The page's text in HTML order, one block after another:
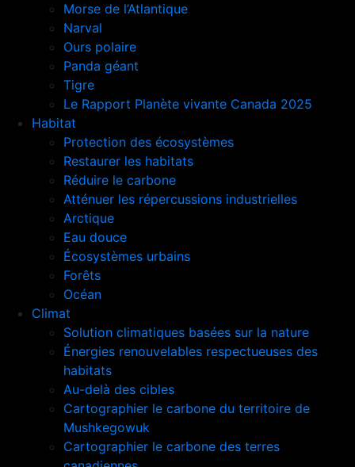
Morse de l’Atlantique
Narval
Ours polaire
Panda géant
Tigre
Le Rapport Planète vivante Canada 2025
Habitat
Protection des écosystèmes
Restaurer les habitats
Réduire le carbone
Atténuer les répercussions industrielles
Arctique
Eau douce
Écosystèmes urbains
Forêts
Océan
Climat
Solution climatiques basées sur la nature
Énergies renouvelables respectueuses des
habitats
Au-delà des cibles
Cartographier le carbone du territoire de
Mushkegowuk
Cartographier le carbone des terres